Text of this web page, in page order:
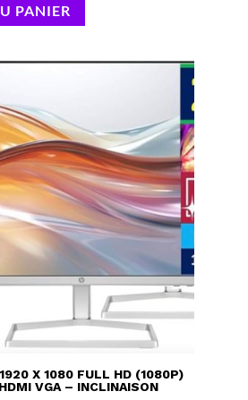
PANIER
X 1080 FULL HD (1080P)
VGA – INCLINAISON